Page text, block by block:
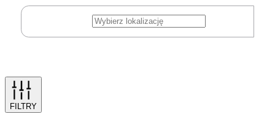
FILTRY